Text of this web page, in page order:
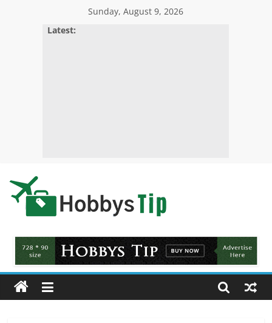
Sunday, August 9, 2026
Latest:
Hobbys
Tips
All
about
hobbies